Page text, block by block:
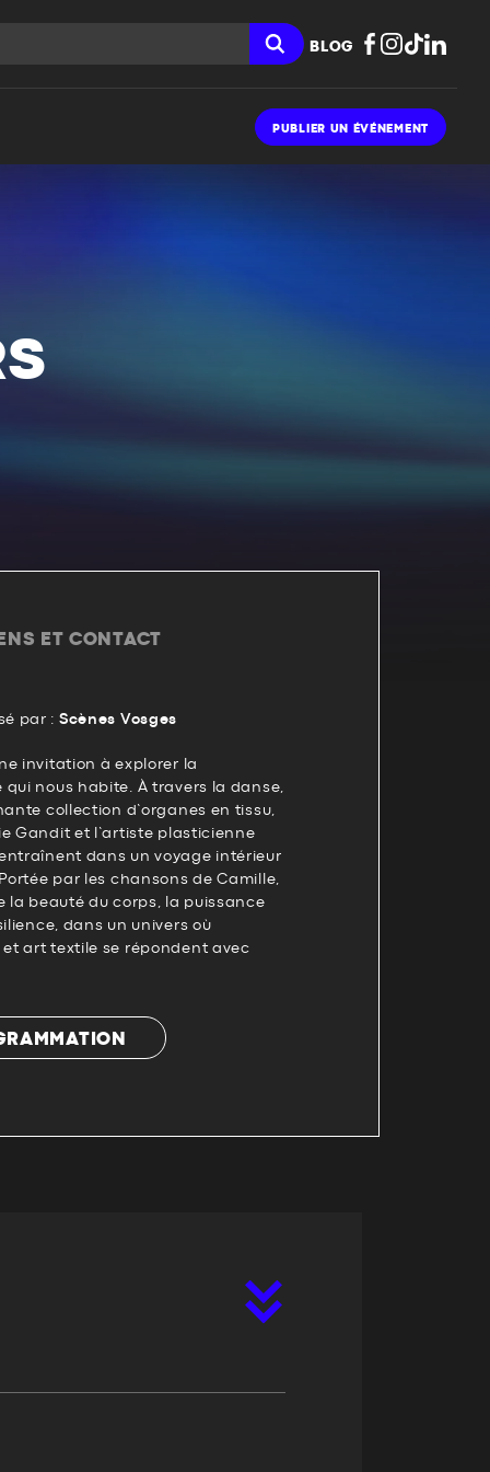
BLOG
PUBLIER UN ÉVÉNEMENT
ET CONTACT
par : Scènes Vosges
invitation à explorer la
qui nous habite. À travers la danse,
collection d’organes en tissu,
Gandit et l’artiste plasticienne
dans un voyage intérieur
par les chansons de Camille,
la beauté du corps, la puissance
dans un univers où
et art textile se répondent avec